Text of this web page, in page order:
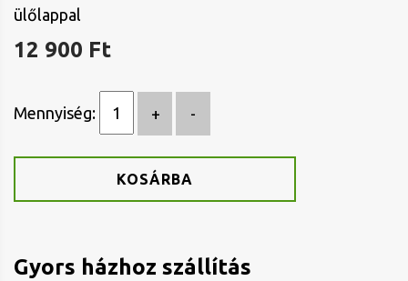
ülőlappal
12 900 Ft
Mennyiség:
KOSÁRBA
Gyors házhoz szállítás